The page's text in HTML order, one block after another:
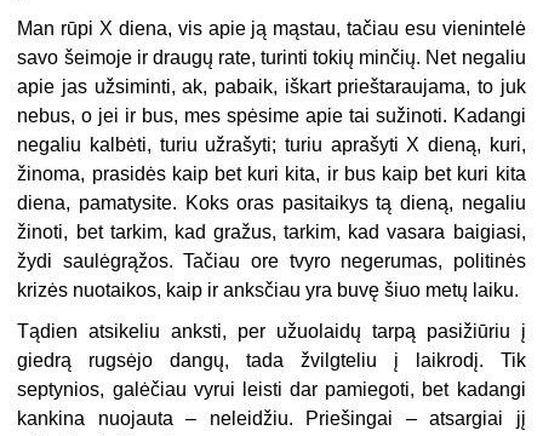
Man rūpi X diena, vis apie ją mąstau, tačiau esu vienintelė
savo šeimoje ir draugų rate, turinti tokių minčių. Net negaliu
apie jas užsiminti, ak, pabaik, iškart prieštaraujama, to juk
nebus, o jei ir bus, mes spėsime apie tai sužinoti. Kadangi
negaliu kalbėti, turiu užrašyti; turiu aprašyti X dieną, kuri,
žinoma, prasidės kaip bet kuri kita, ir bus kaip bet kuri kita
diena, pamatysite. Koks oras pasitaikys tą dieną, negaliu
žinoti, bet tarkim, kad gražus, tarkim, kad vasara baigiasi,
žydi saulėgrąžos. Tačiau ore tvyro negerumas, politinės
krizės nuotaikos, kaip ir anksčiau yra buvę šiuo metų laiku.
Tądien atsikeliu anksti, per užuolaidų tarpą pasižiūriu į
giedrą rugsėjo dangų, tada žvilgteliu į laikrodį. Tik
septynios, galėčiau vyrui leisti dar pamiegoti, bet kadangi
kankina nuojauta – neleidžiu. Priešingai – atsargiai jį